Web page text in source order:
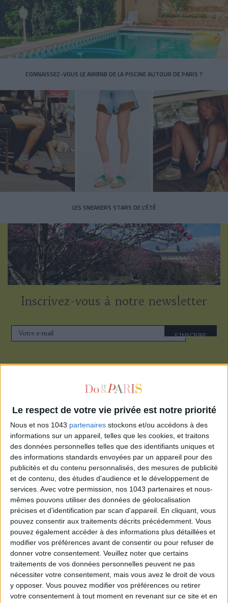
Le respect de votre vie privée est notre priorité
Nous et nos 1043 partenaires stockons et/ou accédons à des
informations sur un appareil, telles que les cookies, et traitons
des données personnelles telles que des identifiants uniques et
des informations standards envoyées par un appareil pour des
publicités et du contenu personnalisés, des mesures de publicité
et de contenu, des études d'audience et le développement de
services. Avec votre permission, nos 1043 partenaires et nous-
mêmes pouvons utiliser des données de géolocalisation
précises et d’identification par scan d'appareil. En cliquant, vous
pouvez consentir aux traitements décrits précédemment. Vous
pouvez également accéder à des informations plus détaillées et
modifier vos préférences avant de consentir ou pour refuser de
donner votre consentement. Veuillez noter que certains
traitements de vos données personnelles peuvent ne pas
nécessiter votre consentement, mais vous avez le droit de vous
y opposer. Vous pouvez modifier vos préférences ou retirer
votre consentement à tout moment en revenant sur ce site et en
CONNAISSEZ-VOUS LE AIRBNB DE LA PISCINE AUTOUR DE PARIS ?
LES SNEAKERS STARS DE L’ÉTÉ
Inscrivez-vous à notre newsletter
S'INSCRIRE
ADOPT PARFUMS RÉVOLUTIONNE LA PARFUMERIE MADE IN FRANCE À PETIT PRIX